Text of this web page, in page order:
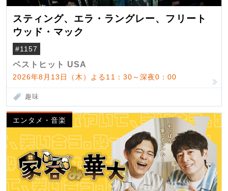
スティング、エラ・ラングレー、フリート
ウッド・マック
#1157
ベストヒット USA
2026年8月13日（木）よる11：30～深夜0：00
趣味
エンタメ・音楽